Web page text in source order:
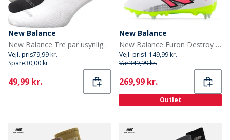
New Balance
New Balance Tre par usynlige strømper Sort/Grå/Hvid
Vejl. pris79,99 kr.
Spare30,00 kr.
Current
49,99 kr.
New Balance
New Balance Furon Destroy V7 SG / Soft Ground Fodboldstøvler Hvid
Vejl. pris1.149,99 kr.
Var349,99 kr.
Current
269,99 kr.
Outlet